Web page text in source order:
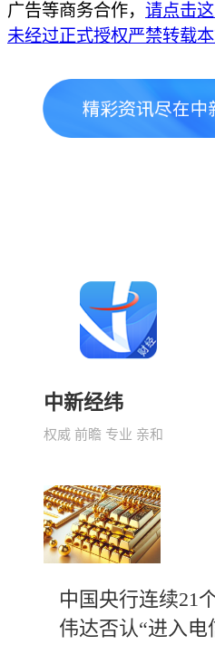
广告等商务合作， 请点击
未经过正式授权严禁转载
中新经纬
权威 前瞻 专业 亲和
中国央行连续21
伟达否认“进入电